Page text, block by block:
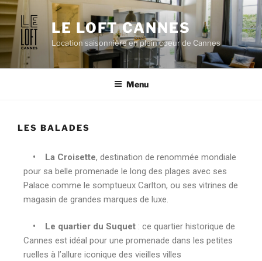
LE LOFT CANNES
Location saisonnière en plein coeur de Cannes
Menu
LES BALADES
• La Croisette, destination de renommée mondiale
pour sa belle promenade le long des plages avec ses
Palace comme le somptueux Carlton, ou ses vitrines de
magasin de grandes marques de luxe.
• Le quartier du Suquet : ce quartier historique de
Cannes est idéal pour une promenade dans les petites
ruelles à l’allure iconique des vieilles villes